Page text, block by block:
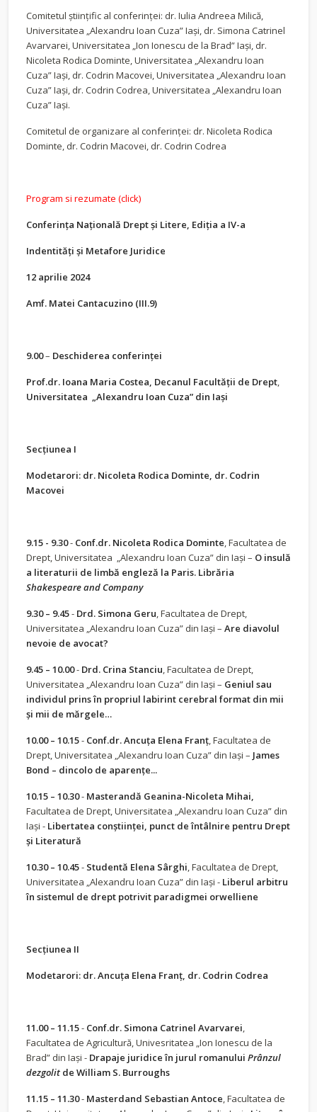
Comitetul științific al conferinței: dr. Iulia Andreea Milică,
Universitatea „Alexandru Ioan Cuza” Iași, dr. Simona Catrinel
Avarvarei, Universitatea „Ion Ionescu de la Brad” Iași, dr.
Nicoleta Rodica Dominte, Universitatea „Alexandru Ioan
Cuza” Iași, dr. Codrin Macovei, Universitatea „Alexandru Ioan
Cuza” Iași, dr. Codrin Codrea, Universitatea „Alexandru Ioan
Cuza” Iași.
Comitetul de organizare al conferinței: dr. Nicoleta Rodica
Dominte, dr. Codrin Macovei, dr. Codrin Codrea
Program si rezumate (click)
Conferința Națională Drept și Litere, Ediția a IV-a
Indentități și Metafore Juridice
12 aprilie 2024
Amf. Matei Cantacuzino (III.9)
9.00– Deschiderea conferinței
Prof.dr. Ioana Maria Costea, Decanul Facultății de Drept,
Universitatea „Alexandru Ioan Cuza” din Iași
Secțiunea I
Modetarori: dr. Nicoleta Rodica Dominte, dr. Codrin
Macovei
9.15 - 9.30- Conf.dr. Nicoleta Rodica Dominte, Facultatea de
Drept, Universitatea „Alexandru Ioan Cuza” din Iași – O insulă
a literaturii de limbă engleză la Paris. Librăria
Shakespeare and Company
9.30 – 9.45- Drd. Simona Geru, Facultatea de Drept,
Universitatea „Alexandru Ioan Cuza” din Iași – Are diavolul
nevoie de avocat?
9.45 – 10.00- Drd. Crina Stanciu, Facultatea de Drept,
Universitatea „Alexandru Ioan Cuza” din Iași – Geniul sau
individul prins în propriul labirint cerebral format din mii
și mii de mărgele…
10.00 – 10.15- Conf.dr. Ancuța Elena Franț, Facultatea de
Drept, Universitatea „Alexandru Ioan Cuza” din Iași – James
Bond – dincolo de aparențe...
10.15 – 10.30- Masterandă Geanina-Nicoleta Mihai,
Facultatea de Drept, Universitatea „Alexandru Ioan Cuza” din
Iași - Libertatea conștiinței, punct de întâlnire pentru Drept
și Literatură
10.30 – 10.45- Studentă Elena Sârghi, Facultatea de Drept,
Universitatea „Alexandru Ioan Cuza” din Iași - Liberul arbitru
în sistemul de drept potrivit paradigmei orwelliene
Secțiunea II
Modetarori: dr. Ancuța Elena Franț, dr. Codrin Codrea
11.00 – 11.15- Conf.dr. Simona Catrinel Avarvarei,
Facultatea de Agricultură, Univesritatea „Ion Ionescu de la
Brad” din Iași - Drapaje juridice în jurul romanului Prânzul
dezgolit de William S. Burroughs
11.15 – 11.30- Masterdand Sebastian Antoce, Facultatea de